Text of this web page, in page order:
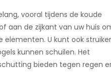
vooral tijdens de koude
aan de zijkant van uw huis
U kunt ook
kunnen schuilen. Het
bieden tegen regen